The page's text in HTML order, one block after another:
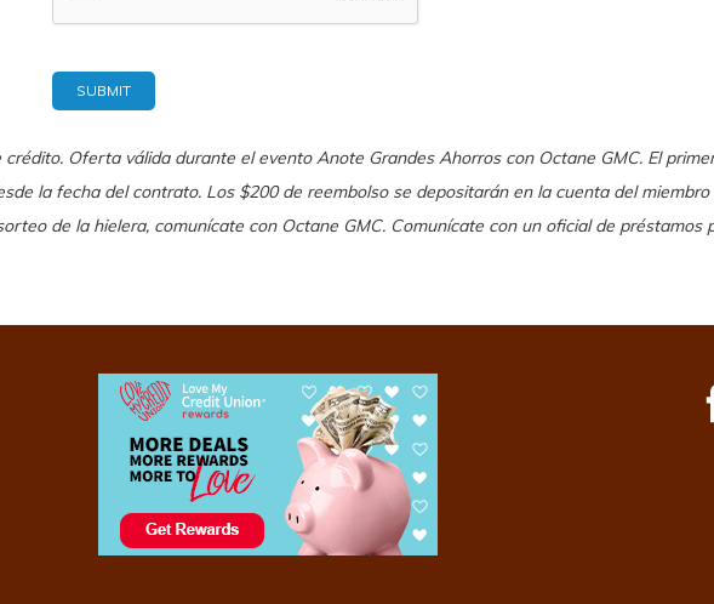
Oferta válida durante el evento Anote Grandes Ahorros con Octane GMC. El
la fecha del contrato. Los $200 de reembolso se depositarán en la cuenta del
de la hielera, comunícate con Octane GMC. Comunícate con un oficial de préstamos